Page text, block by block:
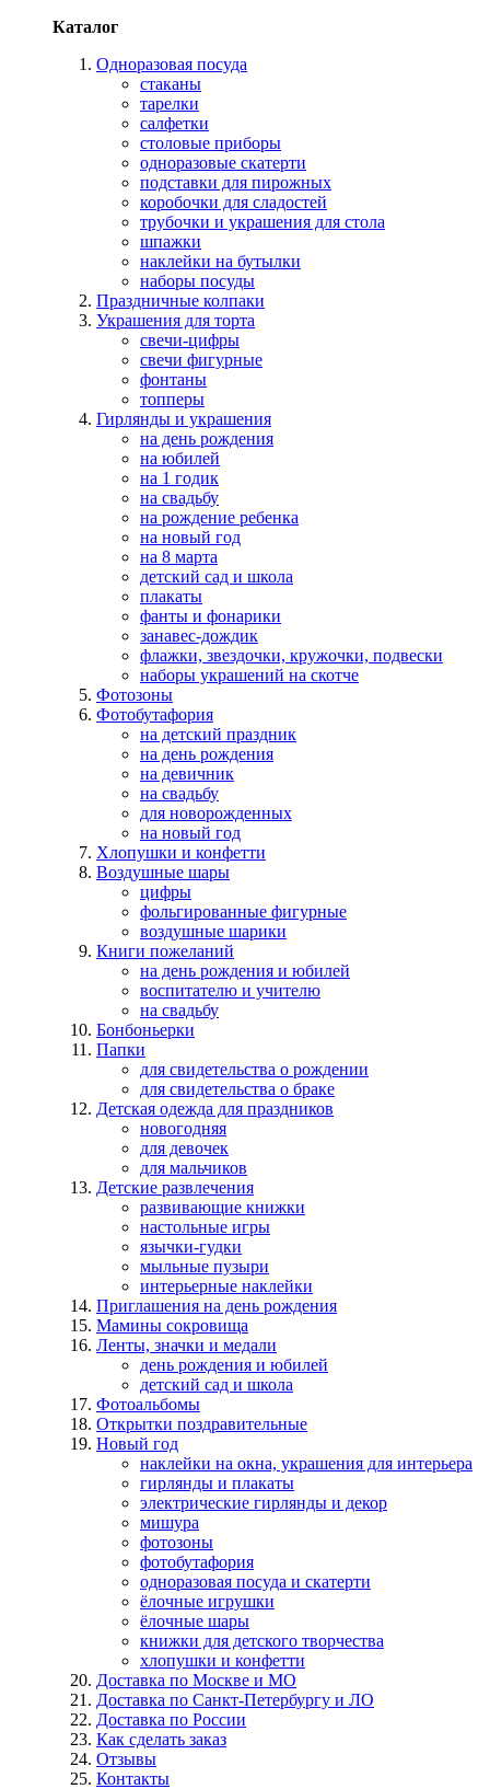
Каталог
Одноразовая посуда
стаканы
тарелки
салфетки
столовые приборы
одноразовые скатерти
подставки для пирожных
коробочки для сладостей
трубочки и украшения для стола
шпажки
наклейки на бутылки
наборы посуды
Праздничные колпаки
Украшения для торта
свечи-цифры
свечи фигурные
фонтаны
топперы
Гирлянды и украшения
на день рождения
на юбилей
на 1 годик
на свадьбу
на рождение ребенка
на новый год
на 8 марта
детский сад и школа
плакаты
фанты и фонарики
занавес-дождик
флажки, звездочки, кружочки, подвески
наборы украшений на скотче
Фотозоны
Фотобутафория
на детский праздник
на день рождения
на девичник
на свадьбу
для новорожденных
на новый год
Хлопушки и конфетти
Воздушные шары
цифры
фольгированные фигурные
воздушные шарики
Книги пожеланий
на день рождения и юбилей
воспитателю и учителю
на свадьбу
Бонбоньерки
Папки
для свидетельства о рождении
для свидетельства о браке
Детская одежда для праздников
новогодняя
для девочек
для мальчиков
Детские развлечения
развивающие книжки
настольные игры
язычки-гудки
мыльные пузыри
интерьерные наклейки
Приглашения на день рождения
Мамины сокровища
Ленты, значки и медали
день рождения и юбилей
детский сад и школа
Фотоальбомы
Открытки поздравительные
Новый год
наклейки на окна, украшения для интерьера
гирлянды и плакаты
электрические гирлянды и декор
мишура
фотозоны
фотобутафория
одноразовая посуда и скатерти
ёлочные игрушки
ёлочные шары
книжки для детского творчества
хлопушки и конфетти
Доставка по Москве и МО
Доставка по Санкт-Петербургу и ЛО
Доставка по России
Как сделать заказ
Отзывы
Контакты